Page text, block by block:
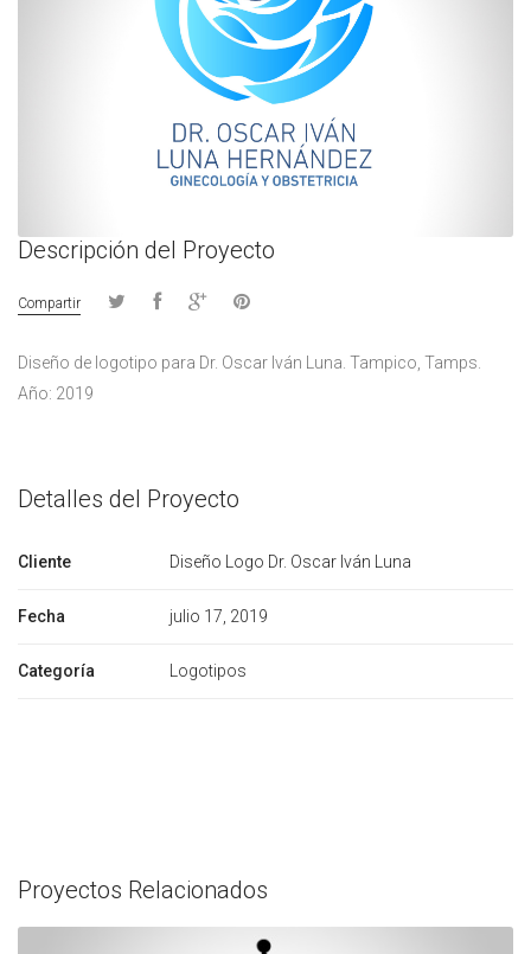
Descripción del Proyecto
Compartir
Diseño de logotipo para Dr. Oscar Iván Luna. Tampico, Tamps.
Año: 2019
Detalles del Proyecto
Cliente Diseño Logo Dr. Oscar Iván Luna
Fecha julio 17, 2019
Categoría Logotipos
Proyectos Relacionados